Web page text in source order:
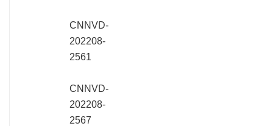
CNNVD-
202208-
2561
CNNVD-
202208-
2567